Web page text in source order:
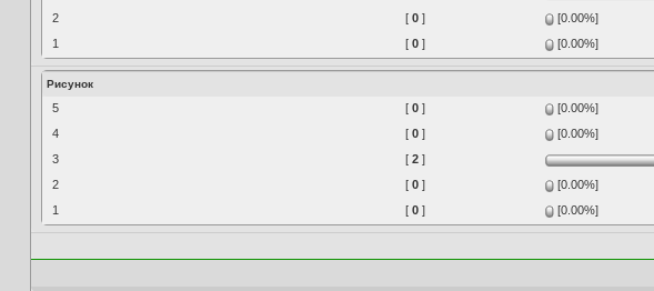
2
[ 0]
[0.00%]
1
[ 0] [0.00%]
Рисунок
5 [ 0]
[0.00%]
4
[ 0]
[0.00%]
3
[ 2]
2
[ 0]
[0.00%]
1
[ 0] [0.00%]